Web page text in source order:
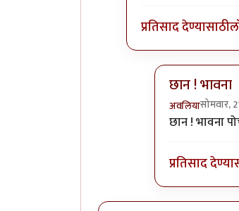
प्रतिसाद देण्यासाठी
छान ! भावना
अवलियासोमवार,
In reply to
छान ! भावना
प्रतिसाद